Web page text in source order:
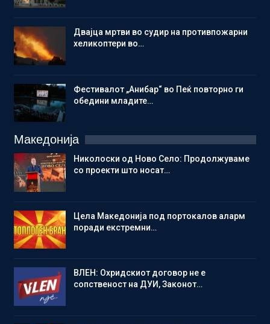
Двајца мртви во судир на противпожарни
хеликоптери во…
Фестивалот „Анибар“ во Пеќ повторно ги
обедини младите…
Македонија
Николоски од Ново Село: Продолжуваме
со проекти што носат…
Цела Македонија под портокалов аларм
поради екстремни…
ВЛЕН: Охридскиот договор не е
сопственост на ДУИ, Законот…